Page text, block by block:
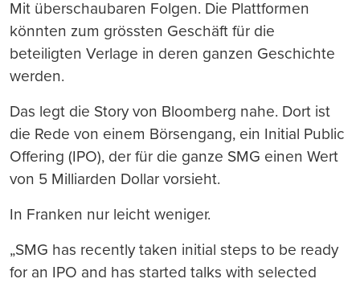
Mit überschaubaren Folgen. Die Plattformen
könnten zum grössten Geschäft für die
beteiligten Verlage in deren ganzen Geschichte
werden.
Das legt die Story von Bloomberg nahe. Dort ist
die Rede von einem Börsengang, ein Initial Public
Offering (IPO), der für die ganze SMG einen Wert
von 5 Milliarden Dollar vorsieht.
In Franken nur leicht weniger.
„SMG has recently taken initial steps to be ready
for an IPO and has started talks with selected